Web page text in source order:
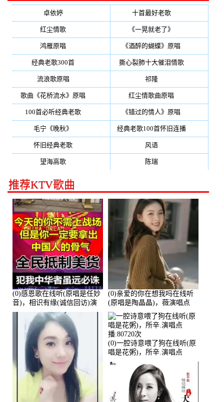
卓依婷(350) 十首最好老歌(300)
红尘情歌 《一晃就老了》
鸿雁原唱 《酒醉的蝴蝶》原唱
经典老歌300首 撕心裂肺十大催泪情歌(195)
流浪歌原唱 祁隆(188)
歌曲《花桥流水》原唱 红尘情歌曲原唱
100首必听经典老歌 《错过的情人》原唱
毛宁《晚秋》 经典老歌100首怀旧连播(134)
怀旧经典老歌 风语(132)
望海高歌 陈瑞(128)
推荐KTV歌曲
(0)感恩歌在线听(原唱是任妙
音)，相识有缘(诚信回访)演
唱点播:161288次
(0)亲爱的你在想我吗在线听
(原唱是陶晶晶)，薇演唱点
播:159722次
(0)一腔诗意喂了狗在线听(原
唱是花粥)，所辛.演唱点
播:80720次